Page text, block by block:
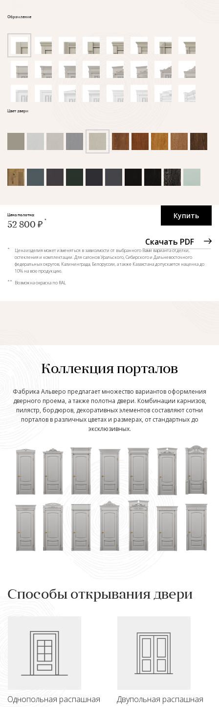
Обрамление
Цвет двери
Купить
Скачать PDF
Цена полотна:
52 800 ₽
*
Цена изделия может изменяться в зависимости от выбранного Вами варианта отделки,
остекления и комплектации. Для салонов Уральского, Сибирского и Дальневосточного
федеральных округов, Калининграда, Белоруссии, а также Казахстана допускается наценка до
10% на всю продукцию.
** Возможна окраска по RAL
Коллекция порталов
Фабрика Альверо предлагает множество вариантов оформления
дверного проема, а также полотна двери. Комбинации карнизов,
пилястр, бордюров, декоративных элементов составляют сотни
порталов в различных цветах и размерах, от стандартных до
эксклюзивных.
Способы открывания двери
Однопольная распашная Двупольная распашная